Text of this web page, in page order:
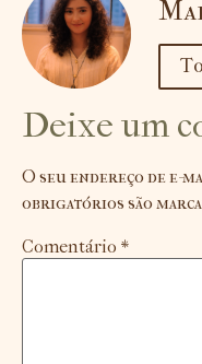
Deixe um
O seu endereço de e-
obrigatórios são
Comentário *